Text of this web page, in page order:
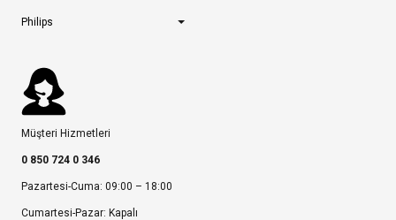
Philips
Müşteri Hizmetleri
0 850 724 0 346
Pazartesi-Cuma: 09:00 – 18:00
Cumartesi-Pazar: Kapalı